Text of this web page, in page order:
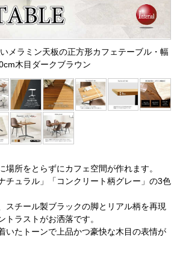
メラミン天板の正方形カフェテーブル・幅
木目ダークブラウン
場所をとらずにカフェ空間が作れます。
チュラル」「コンクリート柄グレー」の3色
スチール製ブラックの脚とリアル柄を再現
トラストがお洒落です。
いたトーンで上品かつ豪快な木目の表情が